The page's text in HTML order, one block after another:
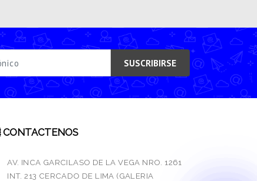
SUSCRIBIRSE
CONTACTENOS
AV. INCA GARCILASO DE LA VEGA NRO. 1261
INT. 213 CERCADO DE LIMA (GALERIA